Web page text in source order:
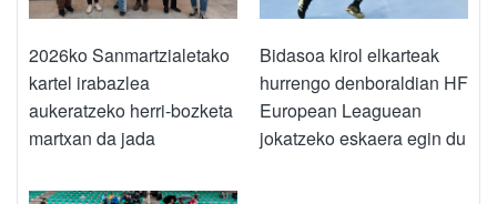
2026ko Sanmartzialetako
kartel irabazlea
aukeratzeko herri-bozketa
martxan da jada
Bidasoa kirol elkarteak
hurrengo denboraldian HF
European Leaguean
jokatzeko eskaera egin du